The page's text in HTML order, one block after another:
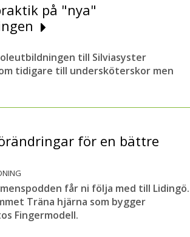
på "nya"
till Silviasyster
tidigare till undersköterskor men
för en bättre
får ni följa med till Lidingö.
Träna hjärna som bygger
Fingermodell.